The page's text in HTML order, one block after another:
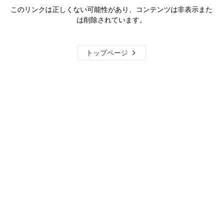
このリンクは正しくない可能性があり、コンテンツは非表示また
は削除されています。
トップページ